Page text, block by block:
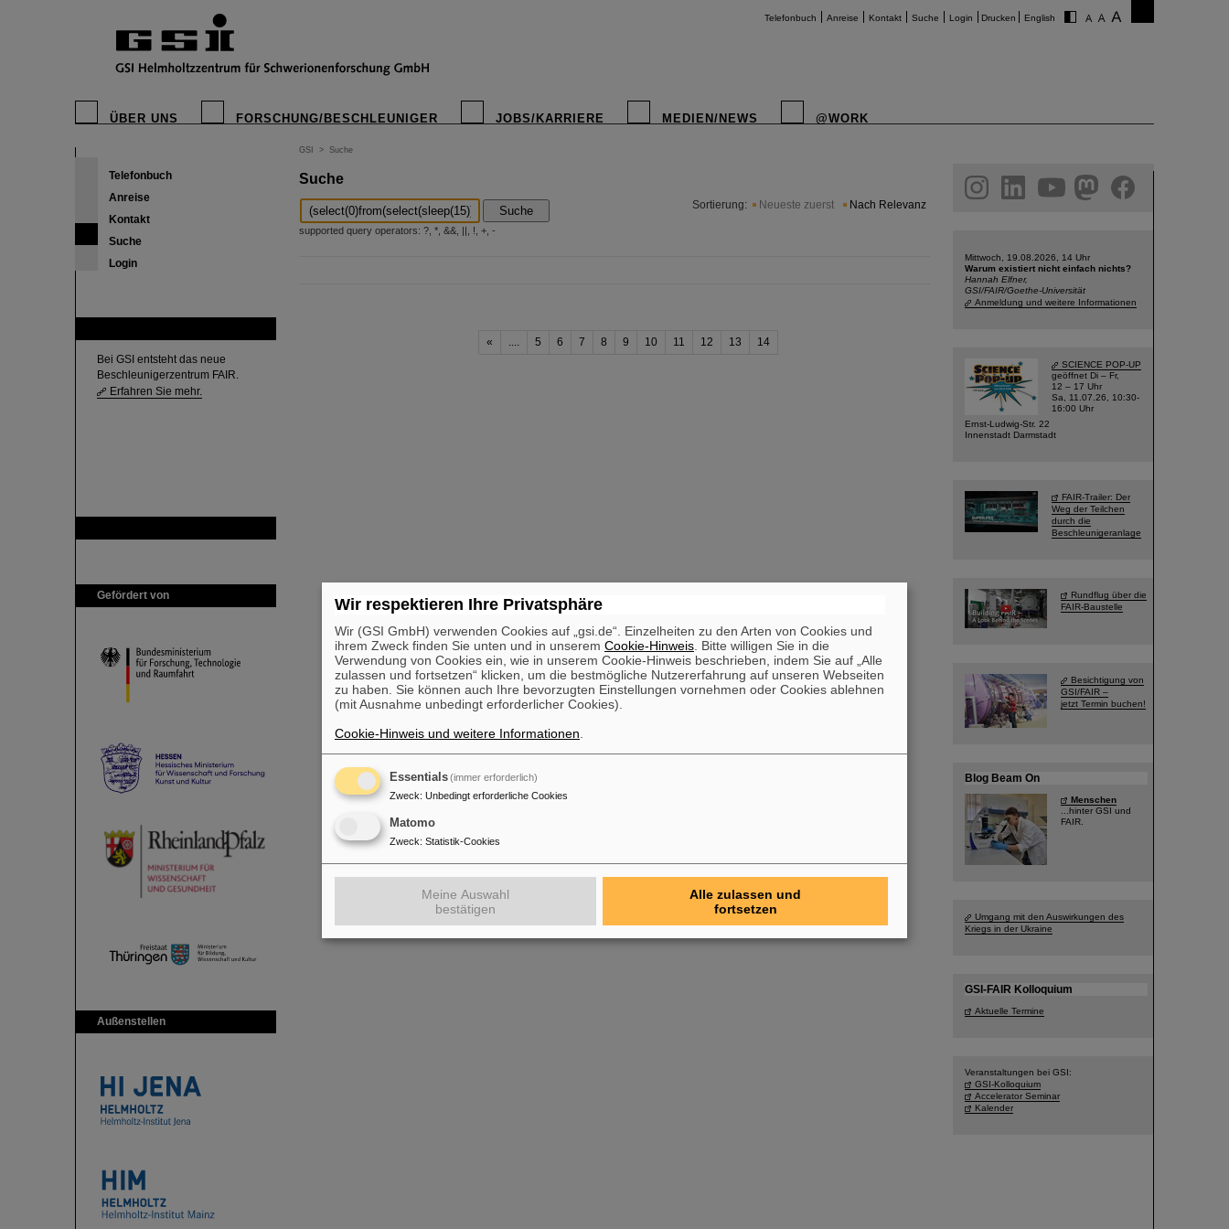
Telefonbuch Anreise Kontakt Suche Login Drucken English
ÜBER UNS FORSCHUNG/BESCHLEUNIGER JOBS/KARRIERE MEDIEN/NEWS @WORK
Telefonbuch
Anreise
Kontakt
Suche
Login
Bei GSI entsteht das neue
Beschleunigerzentrum FAIR.
Erfahren Sie mehr.
Gefördert von
Außenstellen
GSI > Suche
Suche
Suche
supported query operators: ?, *, &&, ||, !, +, -
Sortierung: Neueste zuerst Nach Relevanz
« .... 5 6 7 8 9 10 11 12 13 14
facebook
Mittwoch, 19.08.2026, 14 Uhr
Warum existiert nicht einfach nichts?
Hannah Elfner,
GSI/FAIR/Goethe-Universität
Anmeldung und weitere Informationen
SCIENCE POP-UP
geöffnet Di – Fr,
12 – 17 Uhr
Sa, 11.07.26, 10:30-
16:00 Uhr
Ernst-Ludwig-Str. 22
Innenstadt Darmstadt
FAIR-Trailer: Der
Weg der Teilchen
durch die
Beschleunigeranlage
Rundflug über die
FAIR-Baustelle
Besichtigung von
GSI/FAIR –
jetzt Termin buchen!
Blog Beam On
Menschen
...hinter GSI und
FAIR.
Umgang mit den Auswirkungen des
Kriegs in der Ukraine
GSI-FAIR Kolloquium
Aktuelle Termine
Veranstaltungen bei GSI:
GSI-Kolloquium
Accelerator Seminar
Kalender
Wir respektieren Ihre Privatsphäre
Wir (GSI GmbH) verwenden Cookies auf „gsi.de“. Einzelheiten zu den Arten von Cookies und
ihrem Zweck finden Sie unten und in unserem Cookie-Hinweis . Bitte willigen Sie in die
Verwendung von Cookies ein, wie in unserem Cookie-Hinweis beschrieben, indem Sie auf „Alle
zulassen und fortsetzen“ klicken, um die bestmögliche Nutzererfahrung auf unseren Webseiten
zu haben. Sie können auch Ihre bevorzugten Einstellungen vornehmen oder Cookies ablehnen
(mit Ausnahme unbedingt erforderlicher Cookies).
Cookie-Hinweis und weitere Informationen
Essentials(immer erforderlich)
Zweck: Unbedingt erforderliche Cookies
Matomo
Zweck: Statistik-Cookies
Meine Auswahl
bestätigen
Alle zulassen und
fortsetzen